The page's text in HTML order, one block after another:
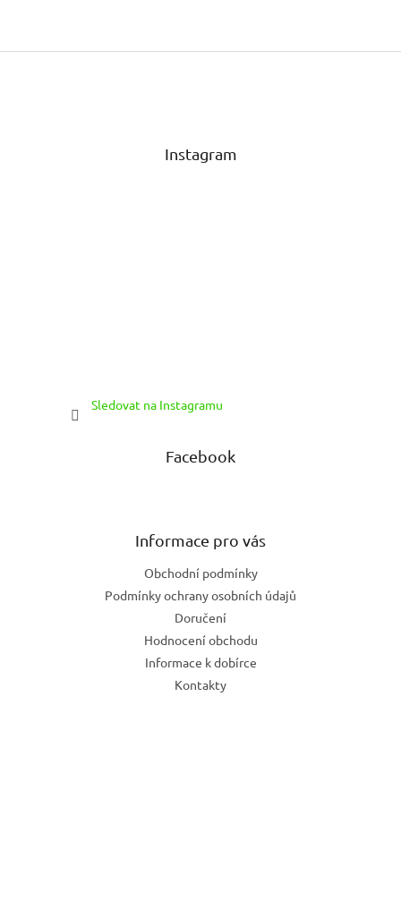
Z
Instagram
Sledovat na Instagramu
Facebook
Informace pro vás
Obchodní podmínky
Podmínky ochrany osobních údajů
Doručení
Hodnocení obchodu
Informace k dobírce
Kontakty